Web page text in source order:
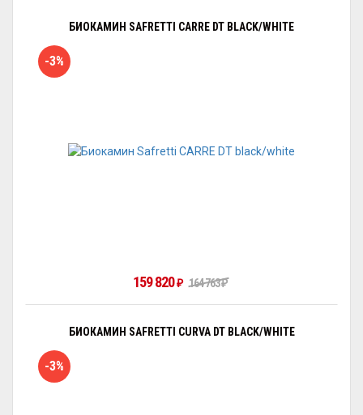
БИОКАМИН SAFRETTI CARRE DT BLACK/WHITE
-3%
159 820₽ 164 763₽
БИОКАМИН SAFRETTI CURVA DT BLACK/WHITE
-3%